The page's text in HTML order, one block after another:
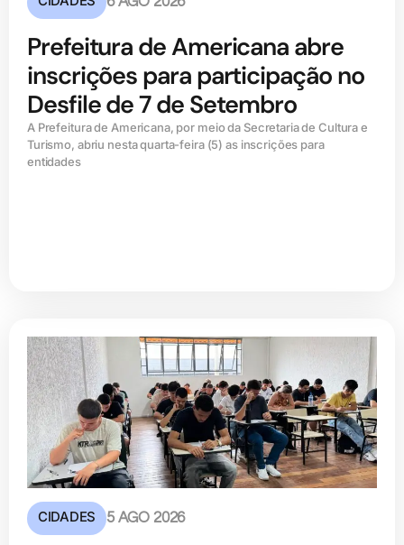
Prefeitura de Americana abre
inscrições para participação no
Desfile de 7 de Setembro
A Prefeitura de Americana, por meio da Secretaria de Cultura e
Turismo, abriu nesta quarta-feira (5) as inscrições para
entidades
CIDADES 5 AGO 2026